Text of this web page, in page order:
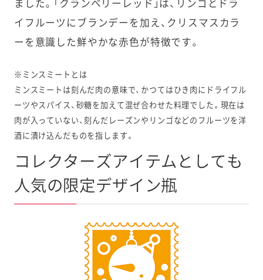
ました。「クランベリーレッド」は、リンゴとドラ
イフルーツにブランデーを加え、クリスマスカラ
ーを意識した鮮やかな赤色が特徴です。
※ミンスミートとは
ミンスミートは刻んだ肉の意味で、かつてはひき肉にドライフル
ーツやスパイス、砂糖を加えて混ぜ合わせた料理でした。現在は
肉が入っていない、刻んだレーズンやリンゴなどのフルーツを洋
酒に漬け込んだものを指します。
コレクターズアイテムとしても
人気の限定デザイン瓶